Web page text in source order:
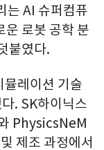
는 AI 슈퍼컴퓨
운 로봇 공학 분
붙였다.
뮬레이션 기술
. SK하이닉스
PhysicsNeM
제조 과정에서